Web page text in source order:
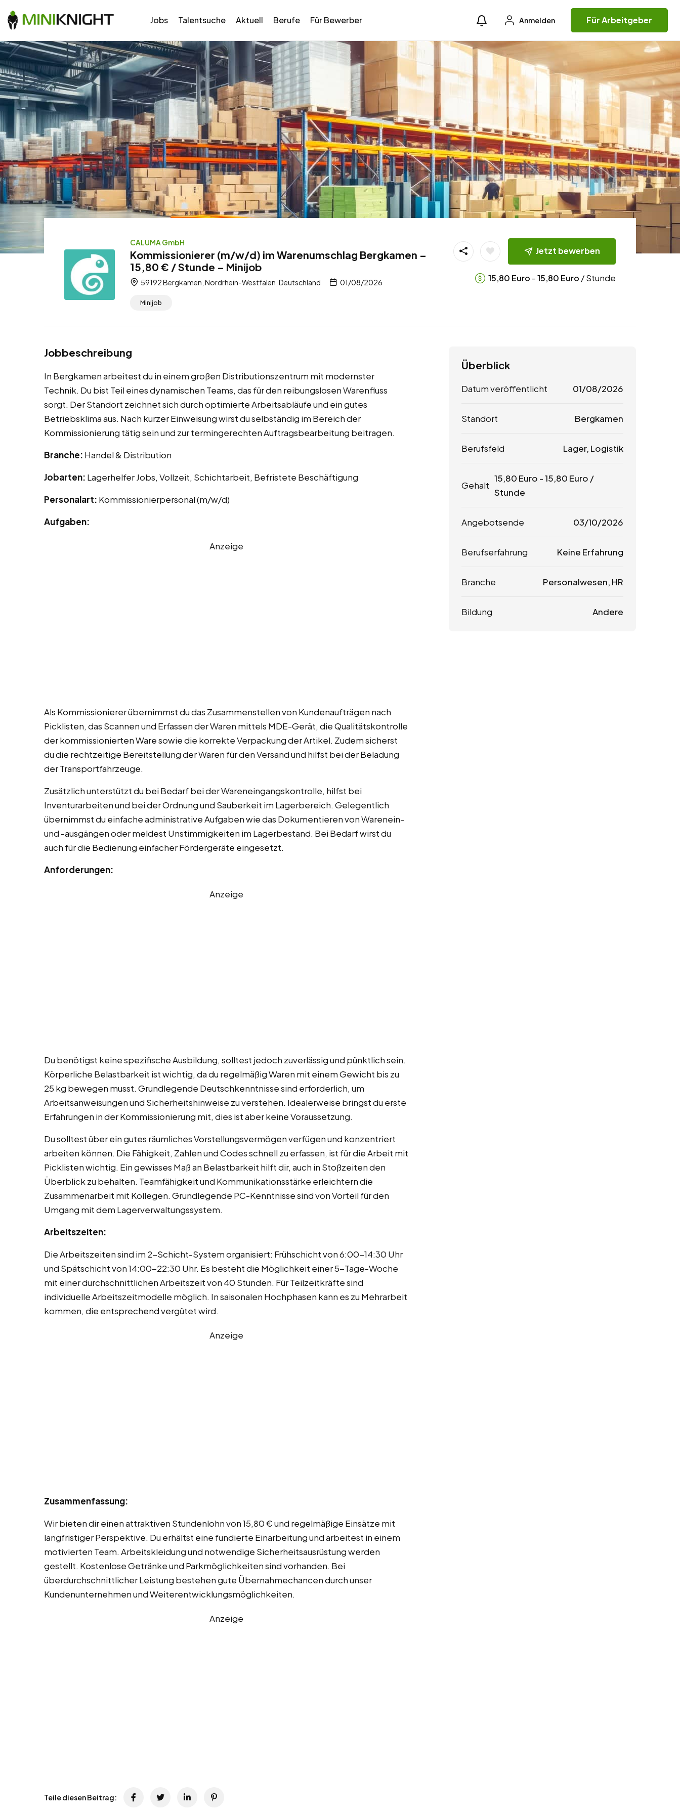
Jobs Talentsuche Aktuell Berufe Für Bewerber Anmelden Für Arbeitgeber
CALUMA GmbH
Kommissionierer (m/w/d) im Warenumschlag Bergkamen –
15,80 € / Stunde – Minijob
59192 Bergkamen, Nordrhein-Westfalen, Deutschland 01/08/2026
Minijob
Jetzt bewerben
15,80 Euro -15,80 Euro / Stunde
Jobbeschreibung
In Bergkamen arbeitest du in einem großen Distributionszentrum mit modernster
Technik. Du bist Teil eines dynamischen Teams, das für den reibungslosen Warenfluss
sorgt. Der Standort zeichnet sich durch optimierte Arbeitsabläufe und ein gutes
Betriebsklima aus. Nach kurzer Einweisung wirst du selbständig im Bereich der
Kommissionierung tätig sein und zur termingerechten Auftragsbearbeitung beitragen.
Branche: Handel & Distribution
Jobarten: Lagerhelfer Jobs, Vollzeit, Schichtarbeit, Befristete Beschäftigung
Personalart: Kommissionierpersonal (m/w/d)
Aufgaben:
Anzeige
Als Kommissionierer übernimmst du das Zusammenstellen von Kundenaufträgen nach
Picklisten, das Scannen und Erfassen der Waren mittels MDE-Gerät, die Qualitätskontrolle
der kommissionierten Ware sowie die korrekte Verpackung der Artikel. Zudem sicherst
du die rechtzeitige Bereitstellung der Waren für den Versand und hilfst bei der Beladung
der Transportfahrzeuge.
Zusätzlich unterstützt du bei Bedarf bei der Wareneingangskontrolle, hilfst bei
Inventurarbeiten und bei der Ordnung und Sauberkeit im Lagerbereich. Gelegentlich
übernimmst du einfache administrative Aufgaben wie das Dokumentieren von Warenein-
und -ausgängen oder meldest Unstimmigkeiten im Lagerbestand. Bei Bedarf wirst du
auch für die Bedienung einfacher Fördergeräte eingesetzt.
Anforderungen:
Anzeige
Du benötigst keine spezifische Ausbildung, solltest jedoch zuverlässig und pünktlich sein.
Körperliche Belastbarkeit ist wichtig, da du regelmäßig Waren mit einem Gewicht bis zu
25 kg bewegen musst. Grundlegende Deutschkenntnisse sind erforderlich, um
Arbeitsanweisungen und Sicherheitshinweise zu verstehen. Idealerweise bringst du erste
Erfahrungen in der Kommissionierung mit, dies ist aber keine Voraussetzung.
Du solltest über ein gutes räumliches Vorstellungsvermögen verfügen und konzentriert
arbeiten können. Die Fähigkeit, Zahlen und Codes schnell zu erfassen, ist für die Arbeit mit
Picklisten wichtig. Ein gewisses Maß an Belastbarkeit hilft dir, auch in Stoßzeiten den
Überblick zu behalten. Teamfähigkeit und Kommunikationsstärke erleichtern die
Zusammenarbeit mit Kollegen. Grundlegende PC-Kenntnisse sind von Vorteil für den
Umgang mit dem Lagerverwaltungssystem.
Arbeitszeiten:
Die Arbeitszeiten sind im 2-Schicht-System organisiert: Frühschicht von 6:00-14:30 Uhr
und Spätschicht von 14:00-22:30 Uhr. Es besteht die Möglichkeit einer 5-Tage-Woche
mit einer durchschnittlichen Arbeitszeit von 40 Stunden. Für Teilzeitkräfte sind
individuelle Arbeitszeitmodelle möglich. In saisonalen Hochphasen kann es zu Mehrarbeit
kommen, die entsprechend vergütet wird.
Anzeige
Zusammenfassung:
Wir bieten dir einen attraktiven Stundenlohn von 15,80 € und regelmäßige Einsätze mit
langfristiger Perspektive. Du erhältst eine fundierte Einarbeitung und arbeitest in einem
motivierten Team. Arbeitskleidung und notwendige Sicherheitsausrüstung werden
gestellt. Kostenlose Getränke und Parkmöglichkeiten sind vorhanden. Bei
überdurchschnittlicher Leistung bestehen gute Übernahmechancen durch unser
Kundenunternehmen und Weiterentwicklungsmöglichkeiten.
Anzeige
Teile diesen Beitrag:
Überblick
Datum veröffentlicht 01/08/2026
Standort Bergkamen
Berufsfeld Lager, Logistik
Gehalt
15,80 Euro -15,80 Euro /
Stunde
Angebotsende 03/10/2026
Berufserfahrung Keine Erfahrung
Branche Personalwesen, HR
Bildung Andere